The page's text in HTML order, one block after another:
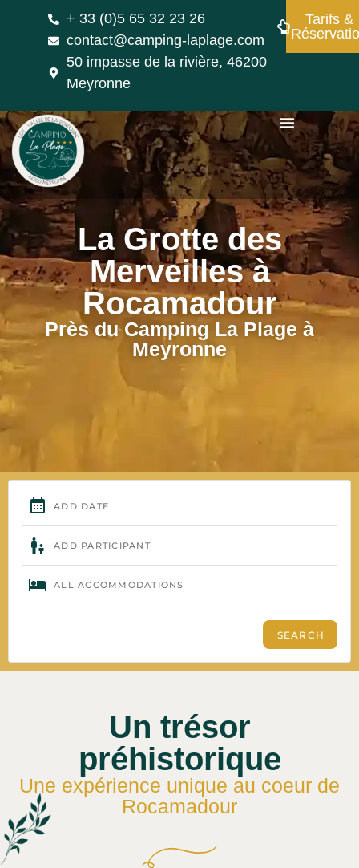
+ 33 (0)5 65 32 23 26
contact@camping-laplage.com
50 impasse de la rivière, 46200
Meyronne
Tarifs &
La Grotte des
Merveilles à
Rocamadour
Près du Camping La Plage à
Meyronne
Un trésor
préhistorique
Une expérience unique au coeur de
Rocamadour